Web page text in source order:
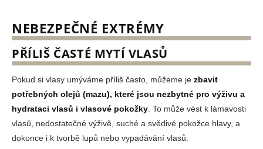
NEBEZPEČNÉ EXTRÉMY
PŘÍLIŠ ČASTÉ MYTÍ VLASŮ
Pokud si vlasy umýváme příliš často, můžeme je zbavit
potřebných olejů (mazu), které jsou nezbytné pro výživu a
hydrataci vlasů i vlasové pokožky . To může vést k lámavosti
vlasů, nedostatečné výživě, suché a svědivé pokožce hlavy, a
dokonce i k tvorbě lupů nebo vypadávání vlasů.